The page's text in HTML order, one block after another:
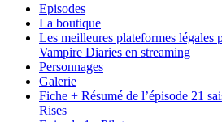
Episodes
La boutique
Les meilleures plateformes légales
Vampire Diaries en streaming
Personnages
Galerie
Fiche + Résumé de l’épisode 21
Rises